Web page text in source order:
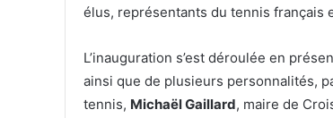
élus, représentants du tennis français
L’inauguration s’est déroulée en
ainsi que de plusieurs personnalités,
tennis, Michaël Gaillard, maire de